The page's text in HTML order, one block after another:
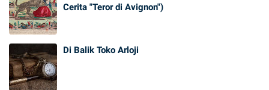
Cerita "Teror di Avignon")
Di Balik Toko Arloji